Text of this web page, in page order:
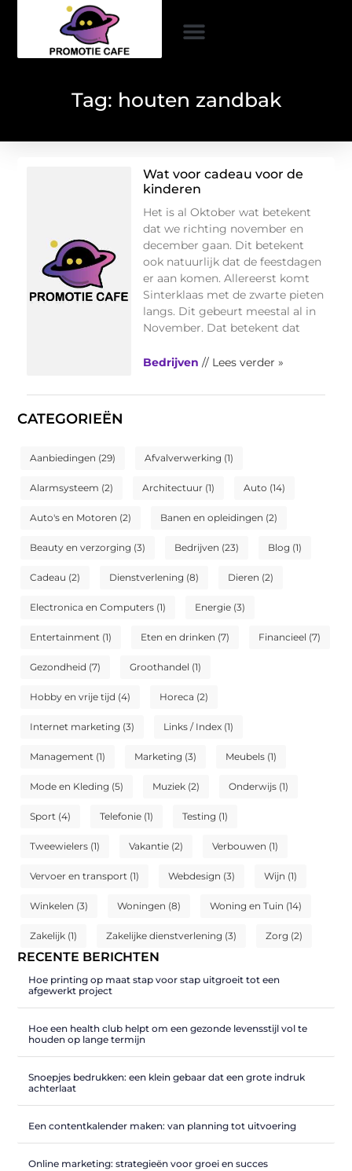
Tag: houten zandbak
CATEGORIEËN
Aanbiedingen (29) Afvalverwerking (1)
Alarmsysteem (2) Architectuur (1) Auto (14)
Auto's en Motoren (2) Banen en opleidingen (2)
Beauty en verzorging (3) Bedrijven (23) Blog (1)
Cadeau (2) Dienstverlening (8) Dieren (2)
Electronica en Computers (1) Energie (3)
Entertainment (1) Eten en drinken (7) Financieel (7)
Gezondheid (7) Groothandel (1)
Hobby en vrije tijd (4) Horeca (2)
Internet marketing (3) Links / Index (1)
Management (1) Marketing (3) Meubels (1)
Mode en Kleding (5) Muziek (2) Onderwijs (1)
Sport (4) Telefonie (1) Testing (1)
Tweewielers (1) Vakantie (2) Verbouwen (1)
Vervoer en transport (1) Webdesign (3) Wijn (1)
Winkelen (3) Woningen (8) Woning en Tuin (14)
Zakelijk (1) Zakelijke dienstverlening (3) Zorg (2)
RECENTE BERICHTEN
Hoe printing op maat stap voor stap uitgroeit tot een
afgewerkt project
Hoe een health club helpt om een gezonde levensstijl vol te
houden op lange termijn
Snoepjes bedrukken: een klein gebaar dat een grote indruk
achterlaat
Een contentkalender maken: van planning tot uitvoering
Online marketing: strategieën voor groei en succes
Wat voor cadeau voor de
kinderen
Het is al Oktober wat betekent
dat we richting november en
december gaan. Dit betekent
ook natuurlijk dat de feestdagen
er aan komen. Allereerst komt
Sinterklaas met de zwarte pieten
langs. Dit gebeurt meestal al in
November. Dat betekent dat
Bedrijven // Lees verder »